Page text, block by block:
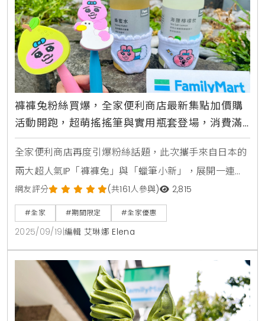
褲褲兔粉絲買爆，全家便利商店最新集點加價購
活動開跑，超萌搖搖筆與實用瓶套登場，消費滿
額再送百元購物金、爽抽3萬元旅遊金
全家便利商店再度引爆粉絲話題，此次攜手來自日本的
兩大超人氣IP「褲褲兔」與「蠟筆小新」，展開一連串
可愛又美味的聯名攻勢，從實用又療癒的周邊商品加價
購，到完美復刻動畫場景的經典美食，讓消費者在享受
便利生活的同時，也能被滿滿的萌力包圍，無論是褲褲
兔的忠實粉絲，還是看著蠟筆新長大的朋友，這次的活
動都將讓人心甘情願地被優惠打敗。褲褲兔首度登陸全
家，超萌周邊加價購粉絲必收近期在日本迅速竄紅，以
「笑中帶淚」的
網友評分 (共161人參與) 2,815
#全家 #期間限定 #全家優惠
2025/09/19 編輯 艾琳娜 Elena